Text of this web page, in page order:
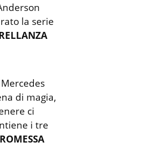
la serie
di magia,
ci
i tre